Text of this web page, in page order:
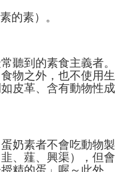
的素）。
聽到的素食主義者。
物之外，也不使用生
皮革、含有動物性成
奶素者不會吃動物製
、薤、興渠），但會